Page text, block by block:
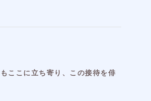
ここに立ち寄り、この接待を俳